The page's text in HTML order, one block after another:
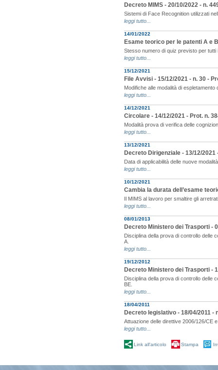
Decreto MIMS - 20/10/2022 - n.
Sistemi di Face Recognition utilizzati
leggi tutto...
14/01/2022
Esame teorico per le patenti A e
Stesso numero di quiz previsto per
leggi tutto...
15/12/2021
File Avvisi - 15/12/2021 - n. 30 -
Modifiche alle modalità di
leggi tutto...
14/12/2021
Circolare - 14/12/2021 - Prot. n.
Modalità prova di verifica delle
leggi tutto...
13/12/2021
Decreto Dirigenziale - 13/12/
Data di applicabilità delle nuove
leggi tutto...
10/12/2021
Cambia la durata dell’esame
Il MIMS al lavoro per smaltire gli
leggi tutto...
08/01/2013
Decreto Ministero dei Trasporti -
Disciplina della prova di controllo delle
A.
leggi tutto...
19/12/2012
Decreto Ministero dei Trasporti -
Disciplina della prova di controllo delle
BE.
leggi tutto...
18/04/2011
Decreto legislativo - 18/04/2011 -
Attuazione delle direttive 2006/126/CE
leggi tutto...
Link all'articolo Stampa